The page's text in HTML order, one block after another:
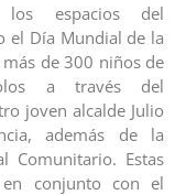
los espacios del
el Día Mundial de la
de 300 niños de
a través del
joven alcalde Julio
además de la
Comunitario. Estas
conjunto con el